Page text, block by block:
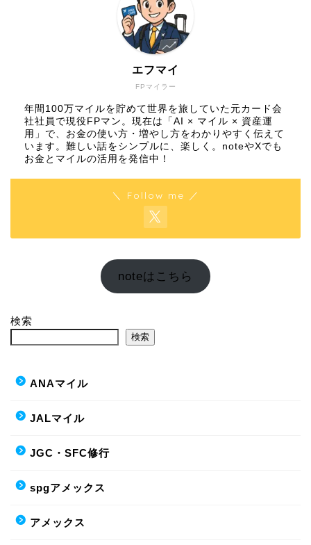
FPマイラー
エフマイ
年間100万マイルを貯めて世界を旅していた元カード会
社社員で現役FPマン。現在は「AI × マイル × 資産運
用」で、お金の使い方・増やし方をわかりやすく伝えて
います。難しい話をシンプルに、楽しく。noteやXでも
お金とマイルの活用を発信中！
＼ Follow me ／
noteはこちら
検索
検索
ANAマイル
JALマイル
JGC・SFC修行
spgアメックス
アメックス